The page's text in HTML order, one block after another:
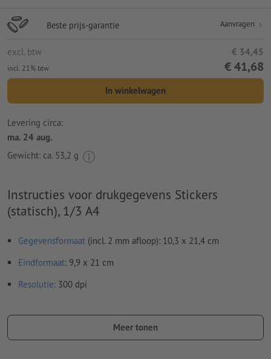
Beste prijs-garantie Aanvragen
excl. btw € 34,45
incl. 21% btw € 41,68
In winkelwagen
Levering circa:
ma. 24 aug.
Gewicht: ca. 53,2 g
Instructies voor drukgegevens Stickers
(statisch), 1/3 A4
Gegevensformaat (incl. 2 mm afloop): 10,3 x 21,4 cm
Eindformaat: 9,9 x 21 cm
Resolutie: 300 dpi
Lettertypesmoeten volledig worden ingesloten of omgezet
Meer tonen